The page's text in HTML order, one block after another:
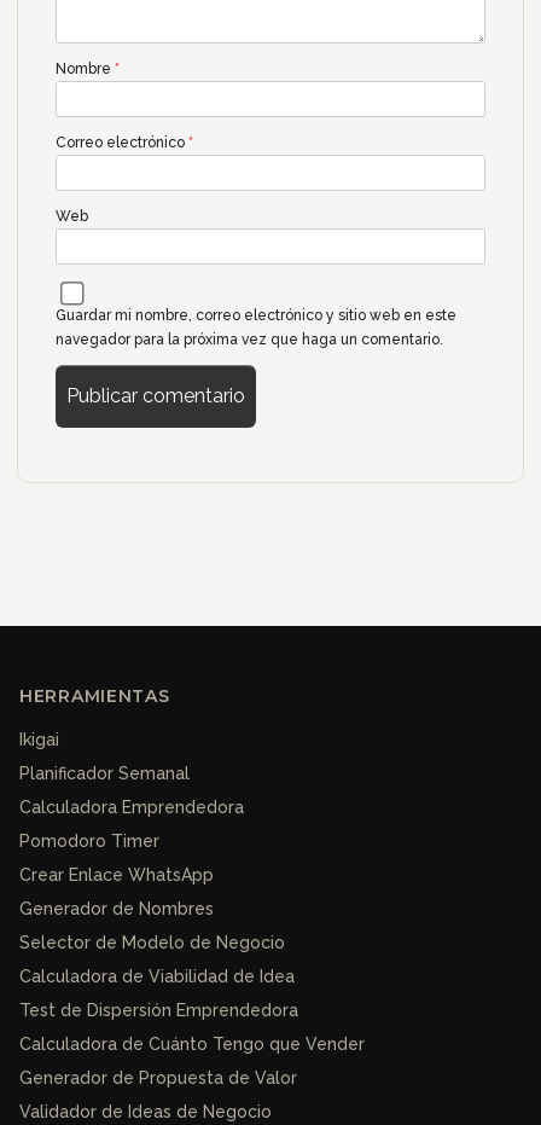
Nombre *
Correo electrónico *
Web
Guardar mi nombre, correo electrónico y sitio web en este
navegador para la próxima vez que haga un comentario.
HERRAMIENTAS
Ikigai
Planificador Semanal
Calculadora Emprendedora
Pomodoro Timer
Crear Enlace WhatsApp
Generador de Nombres
Selector de Modelo de Negocio
Calculadora de Viabilidad de Idea
Test de Dispersión Emprendedora
Calculadora de Cuánto Tengo que Vender
Generador de Propuesta de Valor
Validador de Ideas de Negocio